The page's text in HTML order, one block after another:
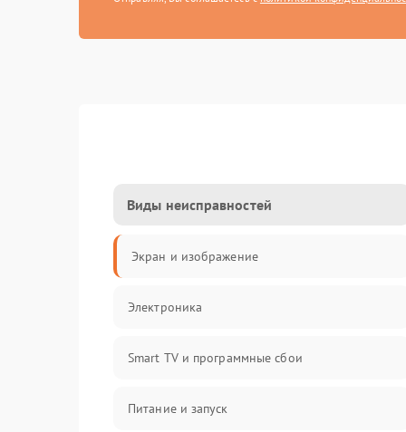
Виды неисправностей
Экран и изображение
Электроника
Smart TV и программные сбои
Питание и запуск